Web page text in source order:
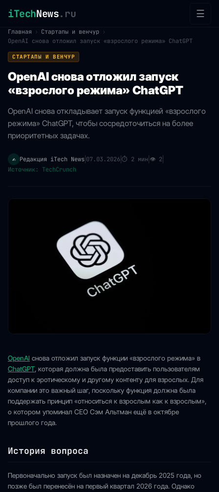
iTechNews.ru ☰
Главная › Стартапы и венчур
›
OpenAI снова отложил запуск «взрослого режима» ChatGPT
СТАРТАПЫ И ВЕНЧУР
OpenAI снова отложил запуск
«взрослого режима» ChatGPT
OpenAI снова откладывает запуск функцией «взрослого
режима» ChatGPT, чтобы сосредоточиться на более
приоритетных задачах.
✍️ Редакция iTech News 07.03.2026⏱ 2 мин 👁 2
Источник: TechCrunch
OpenAI снова отложил запуск функции «взрослого режима» в
ChatGPT, которая должна была предоставить пользователям
доступ к эротическому и другому контенту для взрослых. Для
компании это важный шаг, поскольку функция должна была
поддержать принцип «относиться к взрослым как к взрослым»,
о котором упоминал CEO Сэм Альтман ещё в октябре
прошлого года.
История вопроса
Первоначально запуск был назначен на декабрь 2025 года, но
позже был перенесён на первый квартал 2026 года. Однако